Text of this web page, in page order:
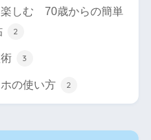
楽しむ 70歳からの簡単
2
3
の使い方 2